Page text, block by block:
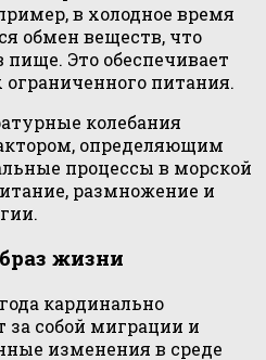
в холодное время
обмен веществ, что
Это обеспечивает
питания.
колебания
определяющим
процессы в морской
размножение и
жизни
кардинально
за собой миграции и
изменения в среде